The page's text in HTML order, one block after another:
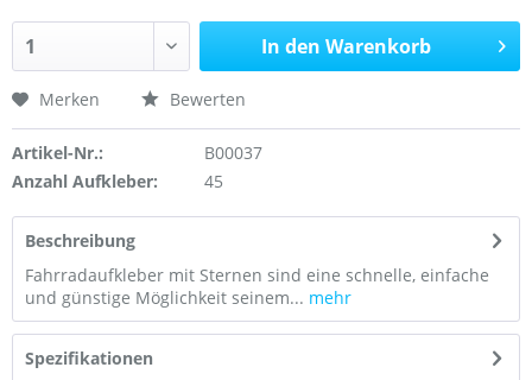
In den Warenkorb
Merken Bewerten
Artikel-Nr.:
B00037
Anzahl Aufkleber:
45
Beschreibung
Fahrradaufkleber mit Sternen sind eine schnelle, einfache
und günstige Möglichkeit seinem... mehr
Spezifikationen